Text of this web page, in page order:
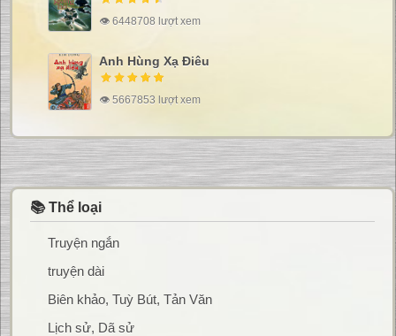
👁 6448708 lượt xem
Anh Hùng Xạ Điêu
👁 5667853 lượt xem
📚 Thể loại
Truyện ngắn
truyện dài
Biên khảo, Tuỳ Bút, Tản Văn
Lịch sử, Dã sử